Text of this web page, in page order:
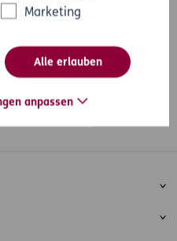
Marketing
Alle erlauben
anpassen